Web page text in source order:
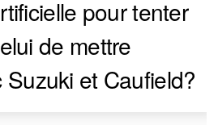
pour tenter
de mettre
Suzuki et Caufield?